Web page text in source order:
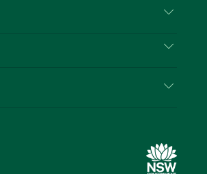
주 의 사업
주관광청(Destination NSW) 미디